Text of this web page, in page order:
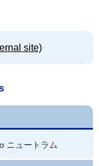
site)
ニュートラム